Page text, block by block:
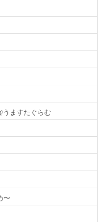
ますたぐらむ
〜